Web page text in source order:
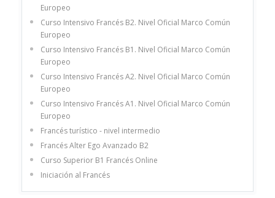
Europeo
Curso Intensivo Francés B2. Nivel Oficial Marco Común
Europeo
Curso Intensivo Francés B1. Nivel Oficial Marco Común
Europeo
Curso Intensivo Francés A2. Nivel Oficial Marco Común
Europeo
Curso Intensivo Francés A1. Nivel Oficial Marco Común
Europeo
Francés turístico - nivel intermedio
Francés Alter Ego Avanzado B2
Curso Superior B1 Francés Online
Iniciación al Francés